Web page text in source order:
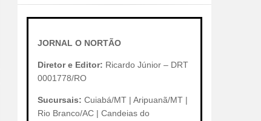
JORNAL O NORTÃO
Diretor e Editor: Ricardo Júnior – DRT
0001778/RO
Sucursais: Cuiabá/MT | Aripuanã/MT |
Rio Branco/AC | Candeias do